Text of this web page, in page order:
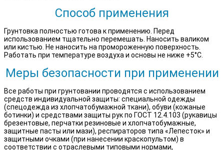
Способ применения
Грунтовка полностью готова к применению. Перед
использованием тщательно перемешать. Наносить валиком
или кистью. Не наносить на промороженную поверхность.
Работать при температуре воздуха и основы не ниже +5°C.
Меры безопасности при применении
Все работы при грунтовании проводятся с использованием
средств индивидуальной защиты: специальной одежды
(спецодежда из хлопчатобумажной ткани), обуви (кожаные
ботинки) и средствами защиты рук по ГОСТ 12.4.103 (рукавицы
брезентовые, перчатки резиновые и хлопчатобумажные,
защитные пасты или мази), респираторов типа «Лепесток» и
защитными очками (при нанесении краскопультом) в
соответствии с отраслевыми типовыми нормами,